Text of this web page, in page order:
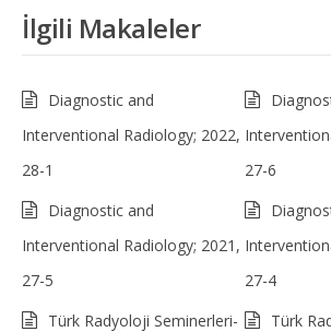
İlgili Makaleler
Diagnostic and
Interventional Radiology; 2022,
28-1
27-6
Diagnostic and
Interventional Radiology; 2021,
27-5
27-4
Türk Radyoloji Seminerleri-
Türk